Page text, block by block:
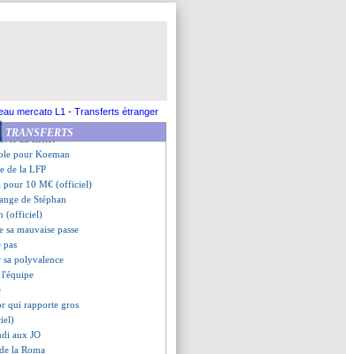
mercato L1 - Transferts étranger
TRANSFERTS
Gordon
de rester
du Bayern
au sifflet
pour Koeman
de la LFP
pour 10 M€ (officiel)
de Stéphan
(officiel)
mauvaise passe
pas
sa polyvalence
l'équipe
qui rapporte gros
aux JO
la Roma